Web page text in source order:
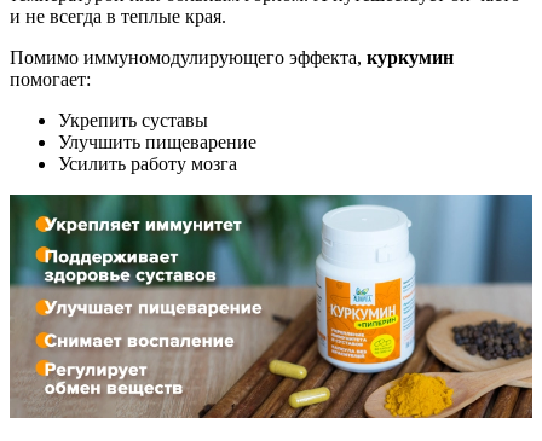
и не всегда в теплые края.
Помимо иммуномодулирующего эффекта, куркумин
помогает:
Укрепить суставы
Улучшить пищеварение
Усилить работу мозга